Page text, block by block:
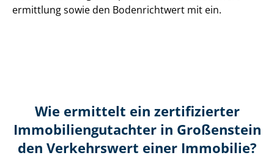
ermitt­lung sowie den Bodenrichtwert mit ein.
Wie ermittelt ein zertifizierter
Immobilien­gutachter in Großenstein
den Verkehrswert einer Immobilie?